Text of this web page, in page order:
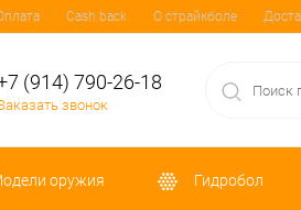
Cash back О страйкболе
(914) 790-26-18
звонок
оружия Гидробол